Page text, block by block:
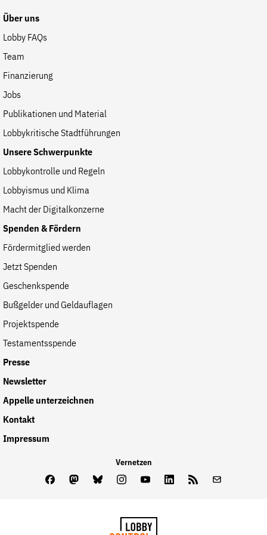
Über uns
Lobby FAQs
Team
Finanzierung
Jobs
Publikationen und Material
Lobbykritische Stadtführungen
Unsere Schwerpunkte
Lobbykontrolle und Regeln
Lobbyismus und Klima
Macht der Digitalkonzerne
Spenden & Fördern
Fördermitglied werden
Jetzt Spenden
Geschenkspende
Bußgelder und Geldauflagen
Projektspende
Testamentsspende
Presse
Newsletter
Appelle unterzeichnen
Kontakt
Impressum
Vernetzen
FacebookMastodon
BlueskyInstagram
YoutubeLinkedInFeed